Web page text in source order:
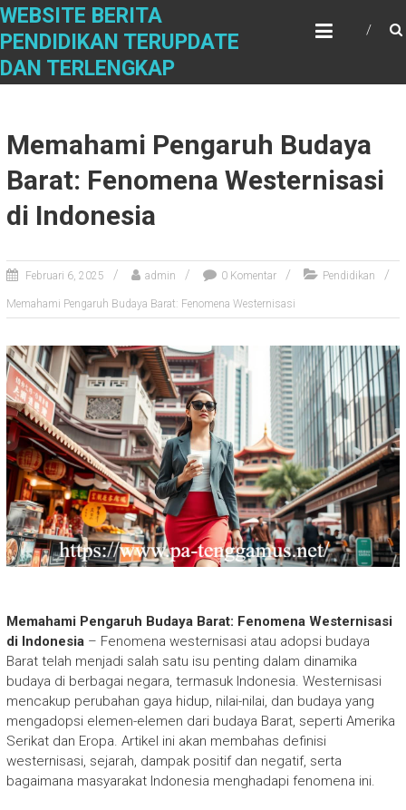
S
i
p
t
WEBSITE BERITA
PENDIDIKAN TERUPDATE
DAN TERLENGKAP
Memahami Pengaruh Budaya
Barat: Fenomena Westernisasi
di Indonesia
Februari 6, 2025 admin 0 Komentar Pendidikan
Memahami Pengaruh Budaya Barat: Fenomena Westernisasi
Memahami Pengaruh Budaya Barat: Fenomena Westernisasi
di Indonesia– Fenomena westernisasi atau adopsi budaya
Barat telah menjadi salah satu isu penting dalam dinamika
budaya di berbagai negara, termasuk Indonesia. Westernisasi
mencakup perubahan gaya hidup, nilai-nilai, dan budaya yang
mengadopsi elemen-elemen dari budaya Barat, seperti Amerika
Serikat dan Eropa. Artikel ini akan membahas definisi
westernisasi, sejarah, dampak positif dan negatif, serta
bagaimana masyarakat Indonesia menghadapi fenomena ini.